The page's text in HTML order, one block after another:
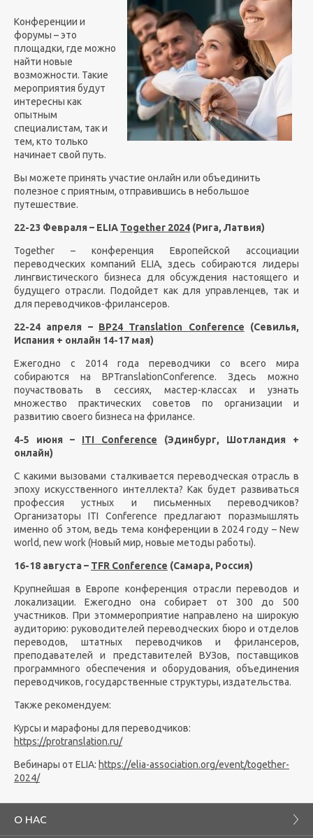
Конференции и
форумы – это
площадки, где можно
найти новые
возможности. Такие
мероприятия будут
интересны как
опытным
специалистам, так и
тем, кто только
начинает свой путь.
Вы можете принять участие онлайн или объединить
полезное с приятным, отправившись в небольшое
путешествие.
22-23 Февраля – ELIA Together 2024 (Рига, Латвия)
Together – конференция Европейской ассоциации
переводческих компаний ELIA, здесь собираются лидеры
лингвистического бизнеса для обсуждения настоящего и
будущего отрасли. Подойдет как для управленцев, так и
для переводчиков-фрилансеров.
22-24 апреля – BP24 Translation Conference
(Севилья,
Испания + онлайн 14-17 мая)
Ежегодно с 2014 года переводчики со всего мира
собираются на BPTranslationConference. Здесь можно
поучаствовать в сессиях, мастер-классах и узнать
множество практических советов по организации и
развитию своего бизнеса на фрилансе.
4-5 июня – ITI Conference
(Эдинбург, Шотландия +
онлайн)
С какими вызовами сталкивается переводческая отрасль в
эпоху искусственного интеллекта? Как будет развиваться
профессия устных и письменных переводчиков?
Организаторы ITI Conference предлагают поразмышлять
именно об этом, ведь тема конференции в 2024 году – New
world, new work (Новый мир, новые методы работы).
16-18 августа – TFR Conference (Самара, Россия)
Крупнейшая в Европе конференция отрасли переводов и
локализации. Ежегодно она собирает от 300 до 500
участников. При этоммероприятие направлено на широкую
аудиторию:руководителей переводческих бюро и отделов
переводов, штатных переводчиков и фрилансеров,
преподавателей и представителей ВУЗов, поставщиков
программного обеспечения и оборудования, объединения
переводчиков, государственные структуры, издательства.
Также рекомендуем:
Курсы и марафоны для переводчиков:
https://protranslation.ru/
Вебинары от ELIA: https://elia-association.org/event/together-
2024/
О НАС